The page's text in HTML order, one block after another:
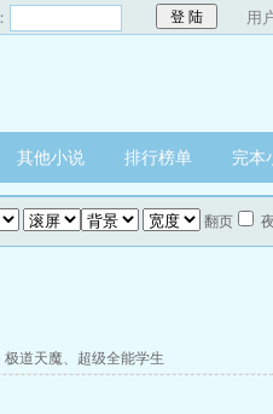
用
其他小说 排行榜单 完本
翻页
极道天魔、 超级全能学生